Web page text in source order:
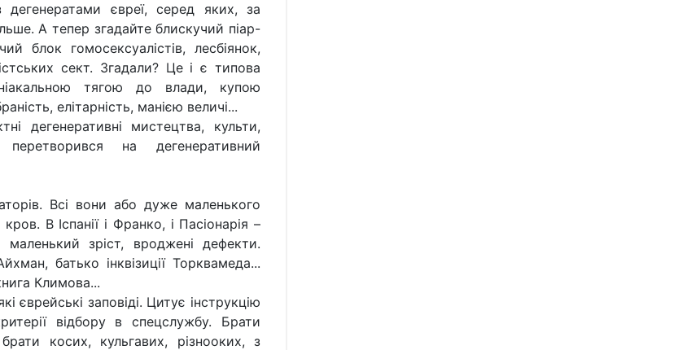
дегенератами євреї, серед яких, за
А тепер згадайте блискучий піар-
блок гомосексуалістів, лесбіянок,
сект. Згадали? Це і є типова
тягою до влади, купою
елітарність, манією величі...
дегенеративні мистецтва, культи,
на дегенеративний
Всі вони або дуже маленького
В Іспанії і Франко, і Пасіонарія –
зріст, вроджені дефекти.
батько інквізиції Торквамеда...
Климова...
єврейські заповіді. Цитує інструкцію
відбору в спецслужбу. Брати
косих, кульгавих, різнооких, з